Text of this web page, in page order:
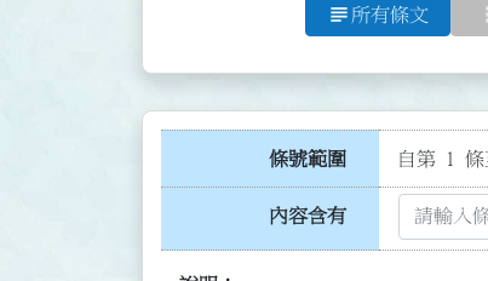
subject 所有條文
條號範圍 自第 1
內容含有